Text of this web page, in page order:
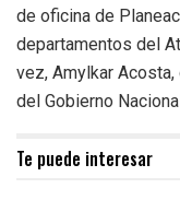
de oficina de
departamentos del
vez, Amylkar
del Gobierno Nacional
Te puede interesar